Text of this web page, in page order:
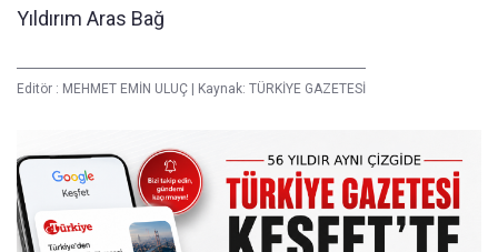
Yıldırım Aras Bağ
Editör : MEHMET EMİN ULUÇ Kaynak: TÜRKİYE GAZETESİ